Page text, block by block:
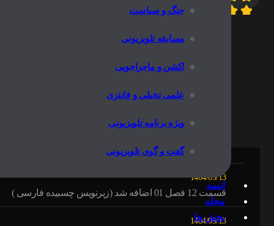
جنگ و سیاست
مسابقه تلویزیونی
اکشن و ماجراجویی
علمی تخیلی و فانتزی
ویژه برنامه تلویزیونی
گفت و گوی تلویزیونی
انیمه
مجله
بخش ها
1404/09/13
قسمت 12 فصل 01 اضافه شد (زیرنویس چسبیده فارسی )
1404/09/13